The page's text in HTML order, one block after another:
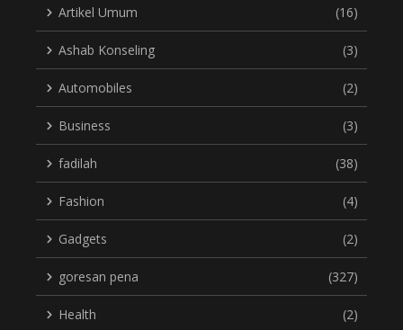
Artikel Umum (16)
Ashab Konseling (3)
Automobiles (2)
Business (3)
fadilah (38)
Fashion (4)
Gadgets (2)
goresan pena (327)
Health (2)